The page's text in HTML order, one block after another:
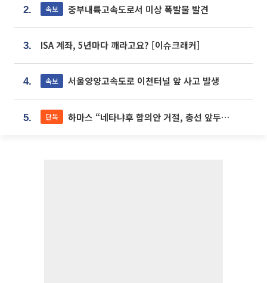
2. 속보 중부내륙고속도로서 미상 폭발물 발견
3. ISA 계좌, 5년마다 깨라고요? [이슈크래커]
4. 속보 서울양양고속도로 이천터널 앞 사고 발생
5. 단독 하마스 “네타냐후 합의안 거절, 총선 앞두고 시간 끌기”